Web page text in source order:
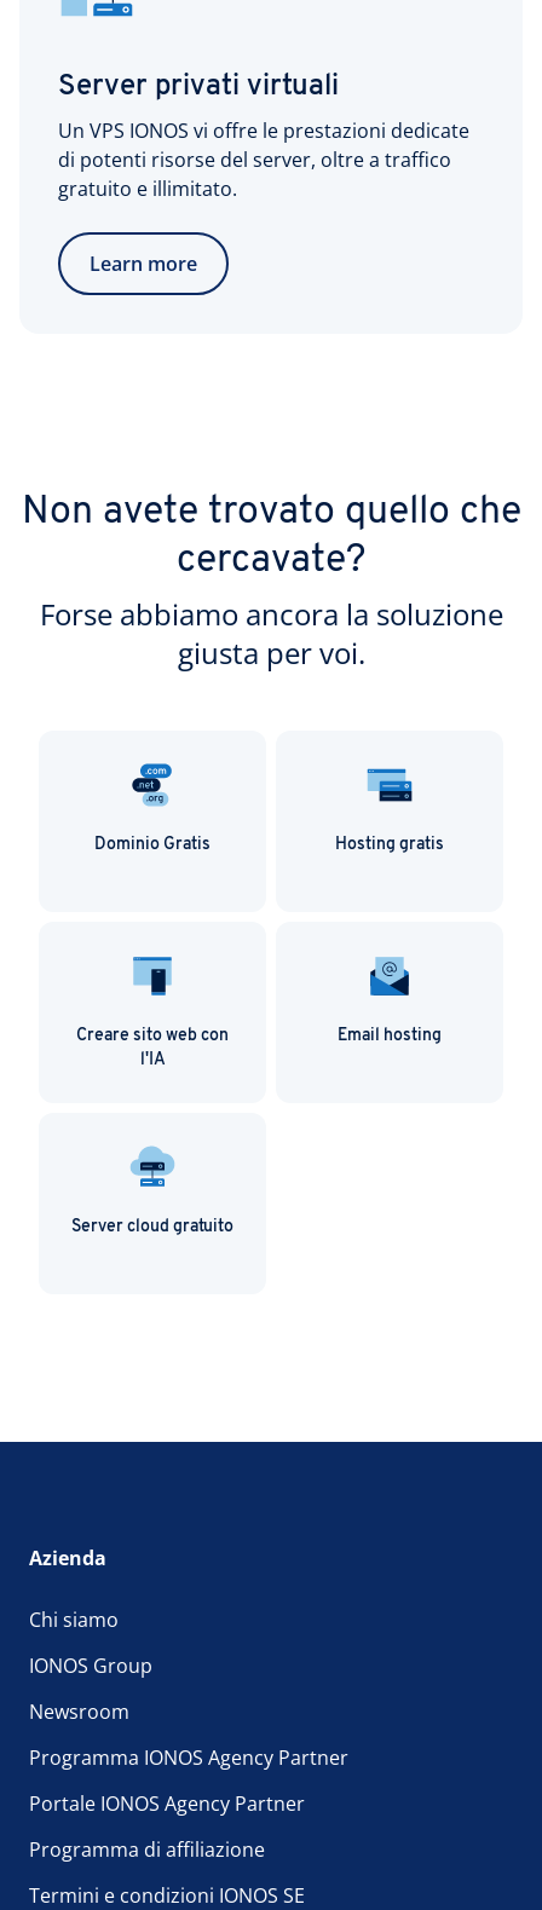
Server privati virtuali
Un VPS IONOS vi offre le prestazioni dedicate
di potenti risorse del server, oltre a traffico
gratuito e illimitato.
Learn more
Non avete trovato quello che
cercavate?
Forse abbiamo ancora la soluzione
giusta per voi.
Dominio Gratis Hosting gratis
Creare sito web con
l'IA
Email hosting
Server cloud gratuito
Azienda
Chi siamo
IONOS Group
Newsroom
Programma IONOS Agency Partner
Portale IONOS Agency Partner
Programma di affiliazione
Termini e condizioni IONOS SE